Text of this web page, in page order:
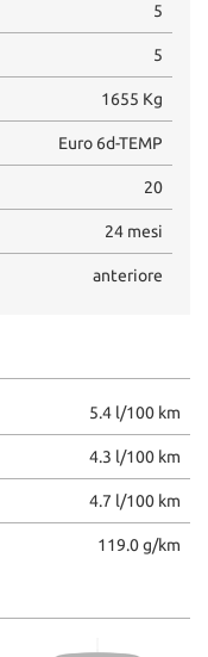
5
5
1655 Kg
Euro 6d-TEMP
20
24 mesi
anteriore
5.4 l/100 km
4.3 l/100 km
4.7 l/100 km
119.0 g/km